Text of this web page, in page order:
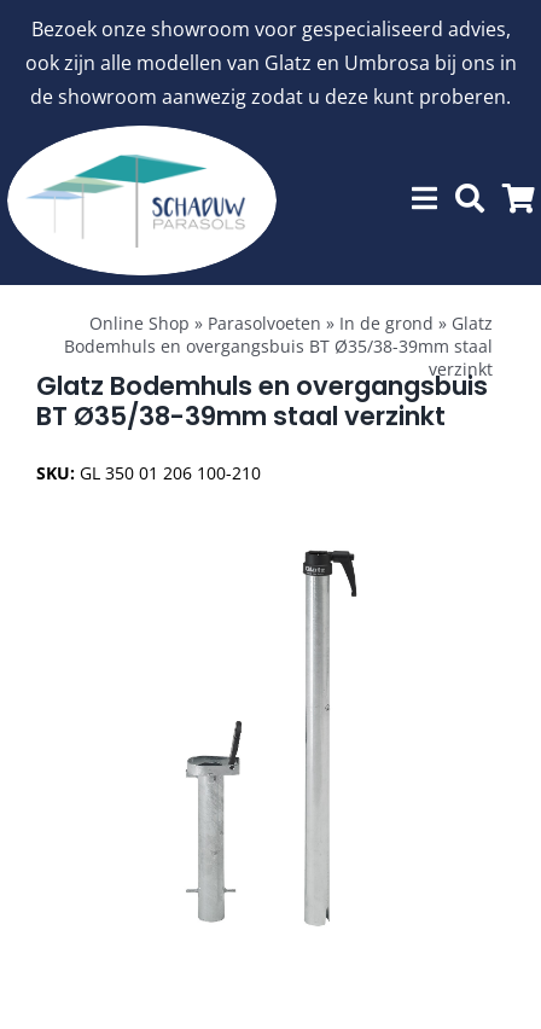
Bezoek onze showroom voor gespecialiseerd advies,
ook zijn alle modellen van Glatz en Umbrosa bij ons in
de showroom aanwezig zodat u deze kunt proberen.
inhoud
Toggle
Navigation
aanbiedingen
Online Shop » Parasolvoeten » In de grond » Glatz
Bodemhuls en overgangsbuis BT Ø35/38-39mm staal
verzinkt
Glatz Bodemhuls en overgangsbuis
BT Ø35/38-39mm staal verzinkt
SKU: GL 350 01 206 100-210